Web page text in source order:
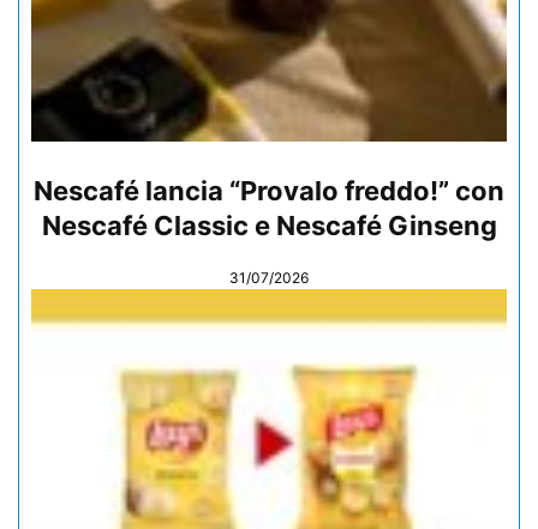
Nescafé lancia “Provalo freddo!” con
Nescafé Classic e Nescafé Ginseng
31/07/2026